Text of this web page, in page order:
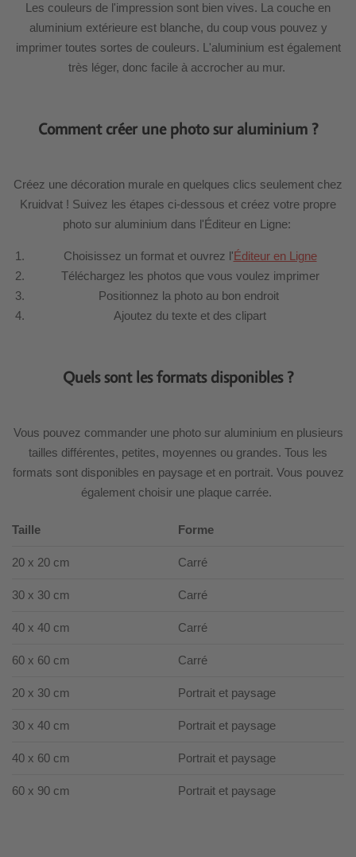
Les couleurs de l'impression sont bien vives. La couche en
aluminium extérieure est blanche, du coup vous pouvez y
imprimer toutes sortes de couleurs. L'aluminium est également
très léger, donc facile à accrocher au mur.
Comment créer une photo sur aluminium ?
Créez une décoration murale en quelques clics seulement chez
Kruidvat ! Suivez les étapes ci-dessous et créez votre propre
photo sur aluminium dans l'Éditeur en Ligne:
Choisissez un format et ouvrez l'Éditeur en Ligne
Téléchargez les photos que vous voulez imprimer
Positionnez la photo au bon endroit
Ajoutez du texte et des clipart
Quels sont les formats disponibles ?
Vous pouvez commander une photo sur aluminium en plusieurs
tailles différentes, petites, moyennes ou grandes. Tous les
formats sont disponibles en paysage et en portrait. Vous pouvez
également choisir une plaque carrée.
Taille Forme
20 x 20 cm Carré
30 x 30 cm Carré
40 x 40 cm Carré
60 x 60 cm Carré
20 x 30 cm Portrait et paysage
30 x 40 cm Portrait et paysage
40 x 60 cm Portrait et paysage
60 x 90 cm Portrait et paysage